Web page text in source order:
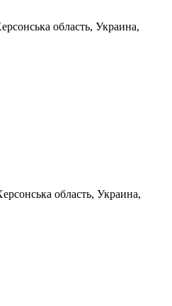
область, Украина,
область, Украина,